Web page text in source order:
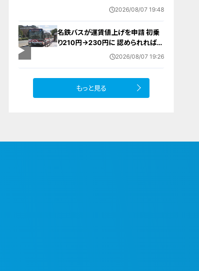
区間も… 中央道・東名・新東名・東名
2026/08/07 19:48
名鉄バスが運賃値上げを申請 初乗
り210円→230円に 認められれば
12月から全路線で平均1割程度の値
2026/08/07 19:26
もっと見る